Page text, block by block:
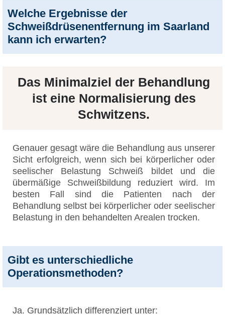
Welche Ergebnisse der
Schweißdrüsenentfernung im Saarland
kann ich erwarten?
Das Minimalziel der Behandlung
ist eine Normalisierung des
Schwitzens.
Genauer gesagt wäre die Behandlung aus unserer
Sicht erfolgreich, wenn sich bei körperlicher oder
seelischer Belastung Schweiß bildet und die
übermäßige Schweißbildung reduziert wird. Im
besten Fall sind die Patienten nach der
Behandlung selbst bei körperlicher oder seelischer
Belastung in den behandelten Arealen trocken.
Gibt es unterschiedliche
Operationsmethoden?
Ja. Grundsätzlich differenziert unter: